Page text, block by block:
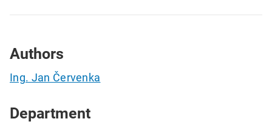
Authors
Ing. Jan Červenka
Department